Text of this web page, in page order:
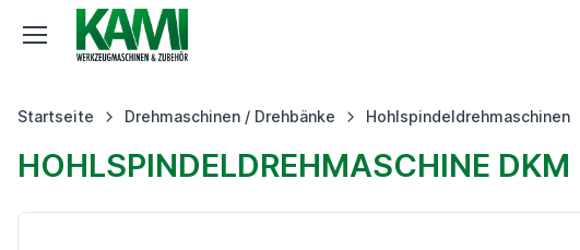
Startseite Drehmaschinen / Drehbänke Hohlspindeldrehmaschinen
HOHLSPINDELDREHMASCHINE